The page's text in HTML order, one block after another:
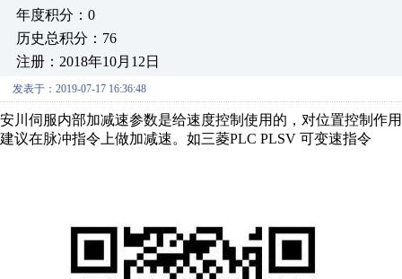
年度积分：0
历史总积分：76
注册：2018年10月12日
发表于：2019-07-17 16:36:48
安川伺服内部加减速参数是给速度控制使用的，对位置控制作
建议在脉冲指令上做加减速。如三菱PLC PLSV 可变速指令